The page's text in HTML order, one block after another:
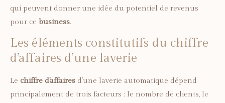
qui peuvent donner une idée du potentiel de revenus
pour ce business.
Les éléments constitutifs du chiffre
d’affaires d’une laverie
Le chiffre d’affaires d’une laverie automatique dépend
principalement de trois facteurs : le nombre de clients, le